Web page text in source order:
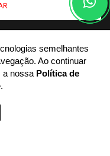
0001-54 -
semelhantes
Ao continuar
a nossa Política de
.